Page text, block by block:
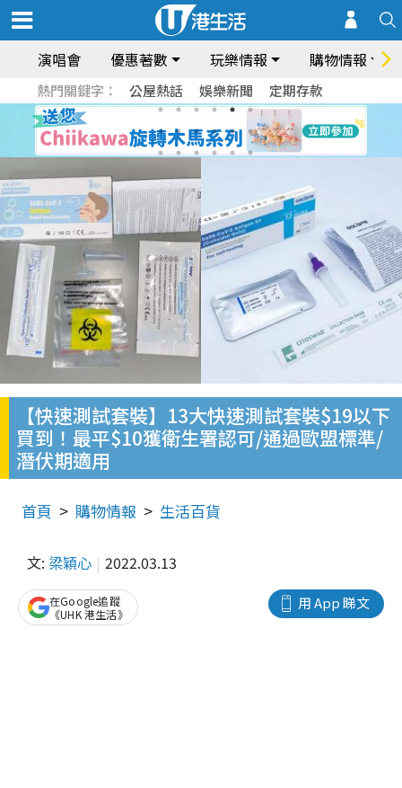
演唱會 優惠著數 玩樂情報 購物情報
熱門關鍵字： 公屋熱話 娛樂新聞 定期存款
【快速測試套裝】13大快速測試套裝$19以下
買到！最平$10獲衛生署認可/通過歐盟標準/
潛伏期適用
首頁 購物情報 生活百貨
文: 梁穎心 2022.03.13
用 App 睇文
在Google追蹤
《UHK 港生活》